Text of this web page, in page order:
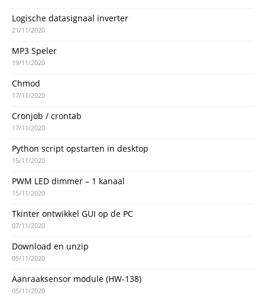
Logische datasignaal inverter
21/11/2020
MP3 Speler
19/11/2020
Chmod
17/11/2020
Cronjob / crontab
17/11/2020
Python script opstarten in desktop
15/11/2020
PWM LED dimmer – 1 kanaal
15/11/2020
Tkinter ontwikkel GUI op de PC
07/11/2020
Download en unzip
05/11/2020
Aanraaksensor module (HW-138)
05/11/2020